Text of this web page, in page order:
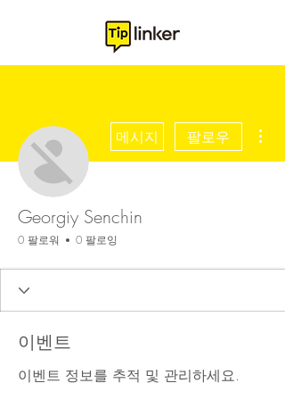
메시지 팔로우
Georgiy Senchin
0 팔로워 0 팔로잉
이벤트
이벤트 정보를 추적 및 관리하세요.